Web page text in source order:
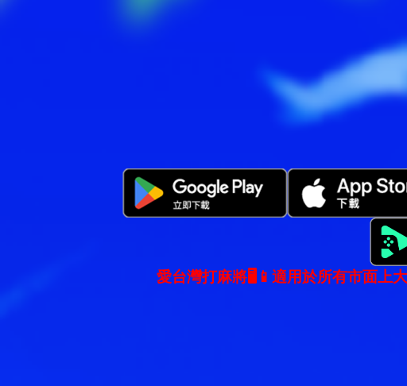
愛台灣打麻將🖥️📱適用於所有市面上